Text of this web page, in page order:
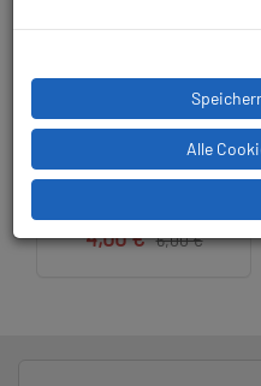
# Finclip - Sparepart -
Bungeeschutz - Bungee
4,00 € 6,00 €
Alle